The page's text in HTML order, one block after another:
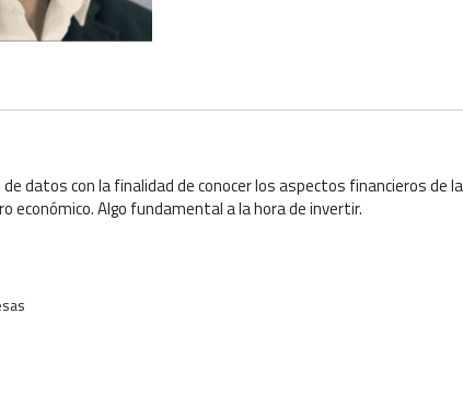
datos con la finalidad de conocer los aspectos financieros de
Algo fundamental a la hora de invertir.